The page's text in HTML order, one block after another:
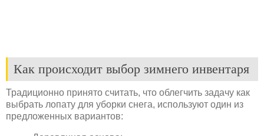
Как происходит выбор зимнего инвентаря
Традиционно принято считать, что облегчить задачу как
выбрать лопату для уборки снега, используют один из
предложенных вариантов: